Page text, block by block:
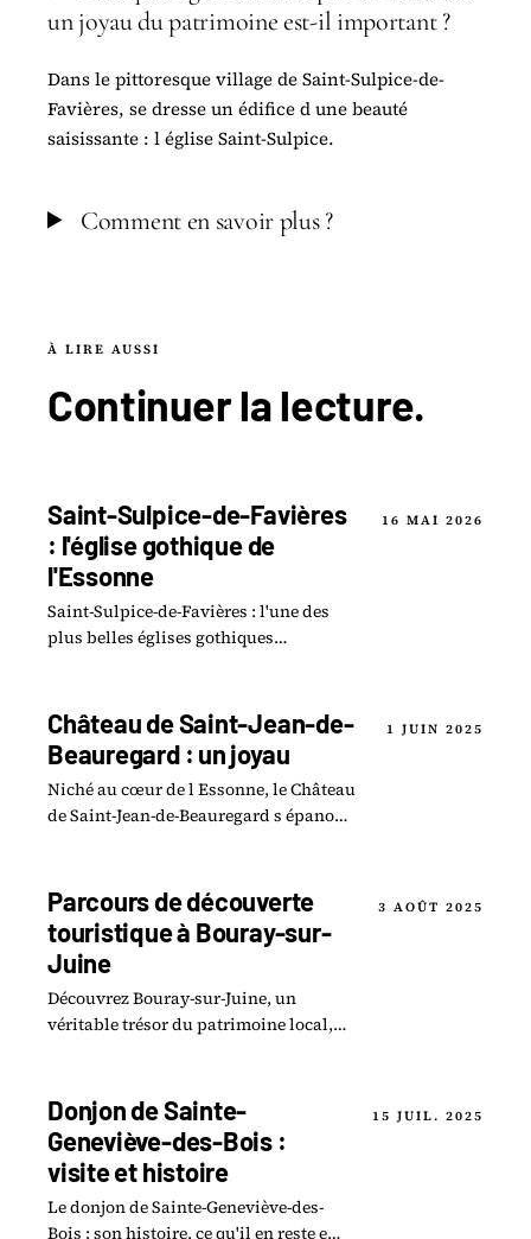
un joyau du patrimoine est-il important ?
Dans le pittoresque village de Saint-Sulpice-de-
Favières, se dresse un édifice d une beauté
saisissante : l église Saint-Sulpice.
Comment en savoir plus ?
À LIRE AUSSI
Continuer lalecture.
Saint-Sulpice-de-Favières
: l'église gothique de
l'Essonne
Saint-Sulpice-de-Favières : l'une des
plus belles églises gothiques
16 MAI 2026
Château de Saint-Jean-de-
Beauregard : un joyau
Niché au cœur de l Essonne, le Château
de Saint-Jean-de-Beauregard s épanouit
1 JUIN 2025
Parcours de découverte
touristique à Bouray-sur-
Juine
Découvrez Bouray-sur-Juine, un
véritable trésor du patrimoine local, à
3 AOÛT 2025
Donjon de Sainte-
Geneviève-des-Bois :
visite et histoire
Le donjon de Sainte-Geneviève-des-
Bois : son histoire, ce qu'il en reste et
15 JUIL. 2025